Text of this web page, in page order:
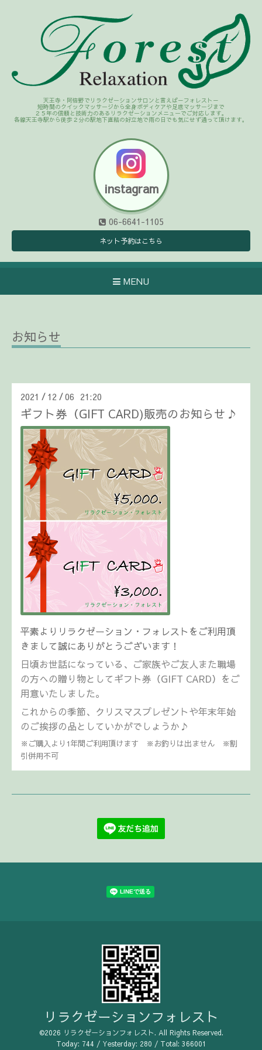
天王寺・阿倍野でリラクゼーションサロンと言えば－フォレスト－
短時間のクイックマッサージから全身ボディケアや足底マッサージまで
２５年の信頼と技術力のあるリラクゼーションメニューでご対応します。
各線天王寺駅から徒歩２分の駅地下直結の好立地で雨の日でも気にせず通って頂けます。
instagram
06-6641-1105
ネット予約はこちら
MENU
お知らせ
2021 / 12 /06 21:20
ギフト券（GIFT CARD)販売のお知らせ♪
平素よりリラクゼーション・フォレストをご利用頂
きまして誠にありがとうございます！
日頃お世話になっている、ご家族やご友人また職場
の方への贈り物としてギフト券（GIFT CARD） をご
用意いたしました。
これからの季節、クリスマスプレゼントや年末年始
のご挨拶の品としていかがでしょうか♪
※ご購入より1年間ご利用頂けます
※お釣りは出ません ※割
引併用不可
リラクゼーションフォレスト
©2026 リラクゼーションフォレスト. All Rights Reserved.
Today: 744 / Yesterday: 280 / Total: 366001